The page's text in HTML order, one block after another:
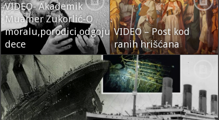
VIDEO- Akademik
Muamer Zukorlić-O
moralu,porodici,odgoju
dece
VIDEO – Post kod
ranih hrišćana